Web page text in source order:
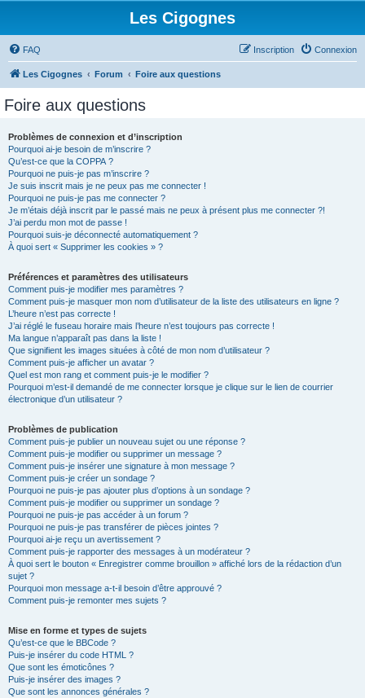
Les Cigognes
FAQ Connexion
Inscription
Les Cigognes Forum Foire aux questions
Foire aux questions
Problèmes de connexion et d’inscription
Pourquoi ai-je besoin de m’inscrire ?
Qu’est-ce que la COPPA ?
Pourquoi ne puis-je pas m’inscrire ?
Je suis inscrit mais je ne peux pas me connecter !
Pourquoi ne puis-je pas me connecter ?
Je m’étais déjà inscrit par le passé mais ne peux à présent plus me connecter ?!
J’ai perdu mon mot de passe !
Pourquoi suis-je déconnecté automatiquement ?
À quoi sert « Supprimer les cookies » ?
Préférences et paramètres des utilisateurs
Comment puis-je modifier mes paramètres ?
Comment puis-je masquer mon nom d’utilisateur de la liste des utilisateurs en ligne ?
L’heure n’est pas correcte !
J’ai réglé le fuseau horaire mais l’heure n’est toujours pas correcte !
Ma langue n’apparaît pas dans la liste !
Que signifient les images situées à côté de mon nom d’utilisateur ?
Comment puis-je afficher un avatar ?
Quel est mon rang et comment puis-je le modifier ?
Pourquoi m’est-il demandé de me connecter lorsque je clique sur le lien de courrier
électronique d’un utilisateur ?
Problèmes de publication
Comment puis-je publier un nouveau sujet ou une réponse ?
Comment puis-je modifier ou supprimer un message ?
Comment puis-je insérer une signature à mon message ?
Comment puis-je créer un sondage ?
Pourquoi ne puis-je pas ajouter plus d’options à un sondage ?
Comment puis-je modifier ou supprimer un sondage ?
Pourquoi ne puis-je pas accéder à un forum ?
Pourquoi ne puis-je pas transférer de pièces jointes ?
Pourquoi ai-je reçu un avertissement ?
Comment puis-je rapporter des messages à un modérateur ?
À quoi sert le bouton « Enregistrer comme brouillon » affiché lors de la rédaction d’un
sujet ?
Pourquoi mon message a-t-il besoin d’être approuvé ?
Comment puis-je remonter mes sujets ?
Mise en forme et types de sujets
Qu’est-ce que le BBCode ?
Puis-je insérer du code HTML ?
Que sont les émoticônes ?
Puis-je insérer des images ?
Que sont les annonces générales ?